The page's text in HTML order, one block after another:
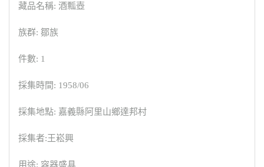
藏品名稱: 酒瓢壺
族群: 鄒族
件數: 1
採集時間: 1958/06
採集地點: 嘉義縣阿里山鄉達邦村
採集者:王崧興
用途: 容器盛具